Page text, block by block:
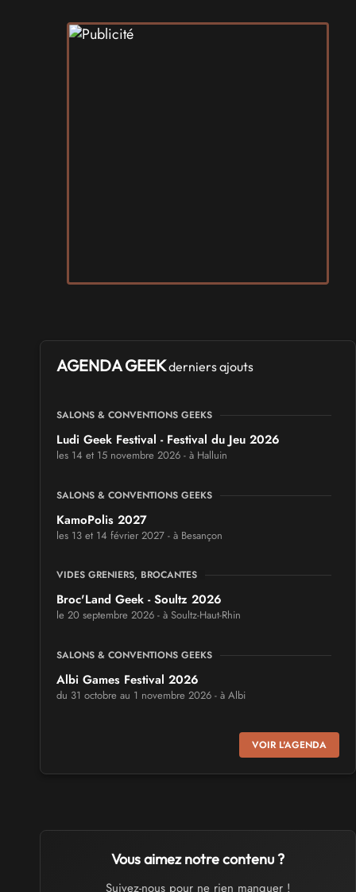
AGENDA GEEKderniers ajouts
SALONS & CONVENTIONS GEEKS
Ludi Geek Festival - Festival du Jeu 2026
les 14 et 15 novembre 2026 - à Halluin
SALONS & CONVENTIONS GEEKS
KamoPolis 2027
les 13 et 14 février 2027 - à Besançon
VIDES GRENIERS, BROCANTES
Broc'Land Geek - Soultz 2026
le 20 septembre 2026 - à Soultz-Haut-Rhin
SALONS & CONVENTIONS GEEKS
Albi Games Festival 2026
du 31 octobre au 1 novembre 2026 - à Albi
Virtual Calais - salon du jeu vidéo et des loisirs
numériques 2026
SALONS & CONVENTIONS GEEKS
Trolls et Légendes 2027
VOIR L'AGENDA
Vous aimez notre contenu ?
Suivez-nous pour ne rien manquer !